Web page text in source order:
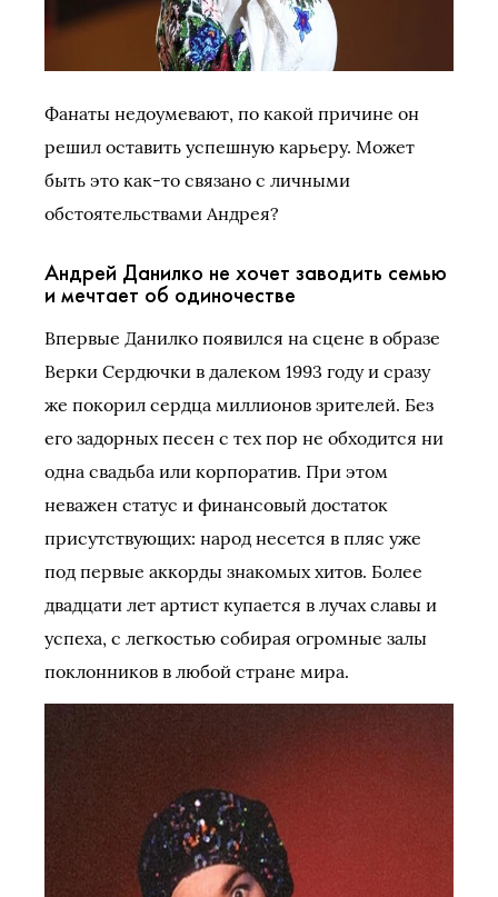
Фанаты недоумевают, по какой причине он
решил оставить успешную карьеру. Может
быть это как-то связано с личными
обстоятельствами Андрея?
Андрей Данилко не хочет заводить семью
и мечтает об одиночестве
Впервые Данилко появился на сцене в образе
Верки Сердючки в далеком 1993 году и сразу
же покорил сердца миллионов зрителей. Без
его задорных песен с тех пор не обходится ни
одна свадьба или корпоратив. При этом
неважен статус и финансовый достаток
присутствующих: народ несется в пляс уже
под первые аккорды знакомых хитов. Более
двадцати лет артист купается в лучах славы и
успеха, с легкостью собирая огромные залы
поклонников в любой стране мира.